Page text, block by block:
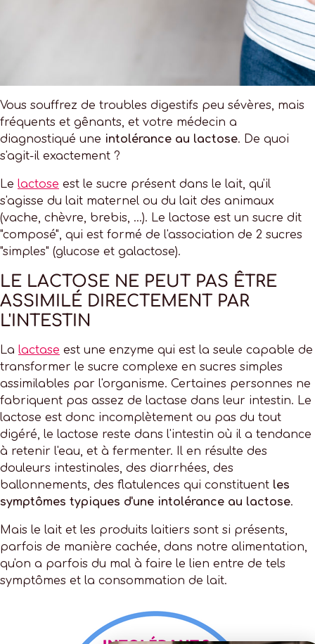
Vous souffrez de troubles digestifs peu sévères, mais
fréquents et gênants, et votre médecin a
diagnostiqué une intolérance au lactose. De quoi
s'agit-il exactement ?
Le lactose est le sucre présent dans le lait, qu'il
s'agisse du lait maternel ou du lait des animaux
(vache, chèvre, brebis, ...). Le lactose est un sucre dit
"composé", qui est formé de l'association de 2 sucres
"simples" (glucose et galactose).
LE LACTOSE NE PEUT PAS ÊTRE
ASSIMILÉ DIRECTEMENT PAR
L'INTESTIN
La lactase est une enzyme qui est la seule capable de
transformer le sucre complexe en sucres simples
assimilables par l'organisme. Certaines personnes ne
fabriquent pas assez de lactase dans leur intestin. Le
lactose est donc incomplètement ou pas du tout
digéré, le lactose reste dans l'intestin où il a tendance
à retenir l'eau, et à fermenter. Il en résulte des
douleurs intestinales, des diarrhées, des
ballonnements, des flatulences qui constituent les
symptômes typiques d'une intolérance au lactose.
Mais le lait et les produits laitiers sont si présents,
parfois de manière cachée, dans notre alimentation,
qu'on a parfois du mal à faire le lien entre de tels
symptômes et la consommation de lait.